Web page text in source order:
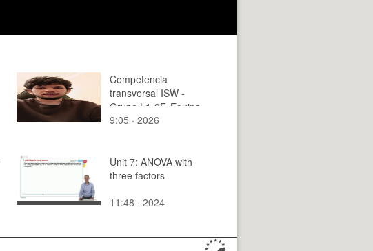
Competencia
transversal ISW -
Grupo L1-3F. Equipo
07.
9:05 · 2026
Unit 7: ANOVA with
three factors
11:48 · 2024